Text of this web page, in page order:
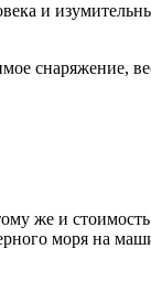
и
снаряжение,
же и стоимость
моря на